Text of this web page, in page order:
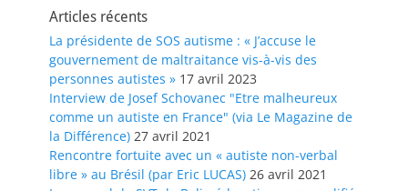
Articles récents
La présidente de SOS autisme : « J’accuse le
gouvernement de maltraitance vis-à-vis des
personnes autistes » 17 avril 2023
Interview de Josef Schovanec "Etre malheureux
comme un autiste en France" (via Le Magazine de
la Différence) 27 avril 2021
Rencontre fortuite avec un « autiste non-verbal
libre » au Brésil (par Eric LUCAS) 26 avril 2021